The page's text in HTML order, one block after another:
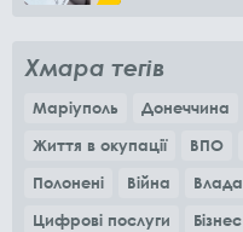
Хмара тегів
Маріуполь Донеччина
Життя в окупації
ВПО
Полонені
Війна Влада
Цифрові послуги
Бізнес